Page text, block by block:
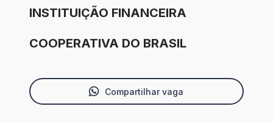
INSTITUIÇÃO FINANCEIRA
COOPERATIVA DO BRASIL
Compartilhar vaga